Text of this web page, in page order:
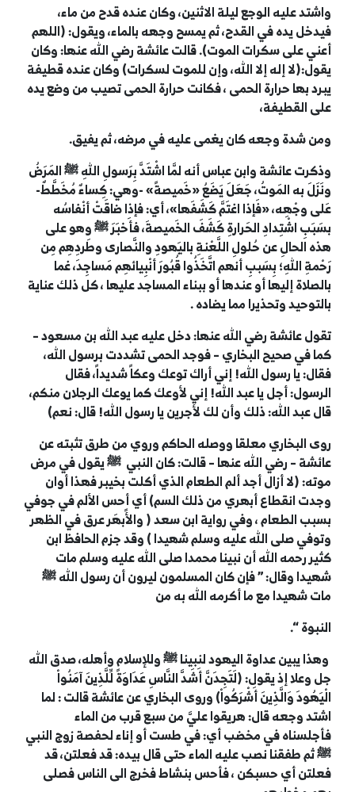
واشتد عليه الوجع ليلة الاثنين، وكان عنده قدح من ماء،
فيدخل يده في القدح، ثم يمسح وجهه بالماء، ويقول: (اللهم
أعني على سكرات الموت). قالت عائشة رضي الله عنها: وكان
يقول:(لا إله إلا الله، وإن للموت لسكرات) وكان عنده قطيفة
يبرد بها حرارة الحمى ، فكانت حرارة الحمى تصيب من وضع يده
على القطيفة،
ومن شدة وجعه كان يغمى عليه في مرضه، ثم يفيق.
وذكرت عائشة وابن عباس أنه لمَّا اشْتَدَّ بِرَسولِ اللهِﷺالمَرَضُ
ونَزَلَ به المَوتُ، جَعَلَ يَضَعُ «خَميصةً» -وهي: كِساءٌ مُخَطَّطٌ-
عَلى وجْهِه، «فَإذا اغتَمَّ كَشَفَها»، أي: فإذا ضاقَتْ أنْفاسُه
بسَبَبِ اشْتِدادِ الحَرارةِ كَشَفَ الخَميصةَ، فأَخبَرَﷺوهو على
هذه الحالِ عن حُلولِ اللَّعْنةِ باليَهودِ والنَّصارى وطَردِهِم مِن
رَحْمةِ اللهِ؛ بِسَببِ أنهم اتَّخَذُوا قُبُورَ أنْبِيائهِم مَساجِدَ، غما
بالصلاة إليها أو عندها أو ببناء المساجد عليها ، كل ذلك عناية
بالتوحيد وتحذيرا مما يضاده .
تقولعائشةرضي الله عنها: دخل عليهعبد الله بن مسعود–
كما فيصحيح البخاري–فوجد الحمى تشددت برسول الله،
فقال: يا رسول الله! إني أراك توعك وعكاً شديداً، فقال
الرسول: أجل ياعبد الله!إني لأوعك كما يوعك الرجلان منكم،
قالعبد الله:ذلك وأن لك لأجرين يا رسول الله! قال: نعم)
روى البخاري معلقا ووصله الحاكم وروي من طرق تثبته عن
عائشة–رضي الله عنها–قالت: كان النبي ﷺيقول في مرض
موته: (لا أزال أجد ألم الطعام الذي أكلت بخيبر فهذا أوان
وجدت انقطاع أبهري من ذلك السم) أي أحس الألم في جوفي
بسبب الطعام ، وفي رواية ابن سعد ( والأًبهَر عرق في الظهر
وتوفي صلى الله عليه وسلم شهيدا ) وقد جزم الحافظ ابن
كثير رحمه الله أن نبينا محمدا صلى الله عليه وسلم مات
شهيدا وقال: ” فإن كان المسلمون ليرون أن رسول اللهﷺ
مات شهيدا مع ما أكرمه الله به من
النبوة “.
وهذا يبين عداوة اليهود لنبيناﷺوللإسلام وأهله، صدق الله
جل وعلا إذ يقول: (لَتَجِدَنَّ أَشَدَّ النَّاسِ عَدَاوَةً لِّلَّذِينَ آمَنُواْ
الْيَهُودَ وَالَّذِينَ أَشْرَكُواْ) وروى البخاري عن عائشة قالت : لما
اشتد وجعه قال: هريقوا عليَّ من سبع قرب من الماء
فأجلسناه في مخضب أي: في طست أو إناء لحفصةزوج النبي
ﷺثم طفقنا نصب عليه الماء حتى قال بيده: قد فعلتن، قد
فعلتن أي حسبكن ، فأحس بنشاط فخرج الى الناس فصلى